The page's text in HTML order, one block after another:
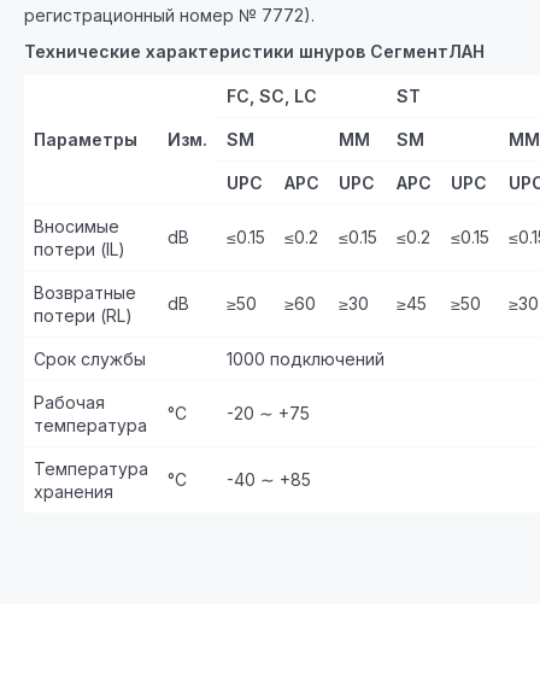
регистрационный номер № 7772).
Технические характеристики шнуров СегментЛАН
Параметры Изм.
FC, SC, LC ST
SM MM SM MM
UPC APC UPC APC UPC U
Вносимые
потери (IL)
dB ≤0.15 ≤0.2 ≤0.15 ≤0.2 ≤0.15
Возвратные
потери (RL)
dB ≥50 ≥60 ≥30 ≥45 ≥50 ≥30
Срок службы 1000 подключений
Рабочая
температура
°С -20 ∼ +75
Температура
хранения
°С -40 ∼ +85